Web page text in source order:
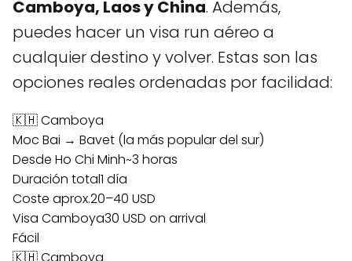
Camboya, Laos y China. Además,
puedes hacer un visa run aéreo a
cualquier destino y volver. Estas son las
opciones reales ordenadas por facilidad:
🇰🇭 Camboya
Moc Bai → Bavet (la más popular del sur)
Desde Ho Chi Minh~3 horas
Duración total1 día
Coste aprox.20–40 USD
Visa Camboya30 USD on arrival
Fácil